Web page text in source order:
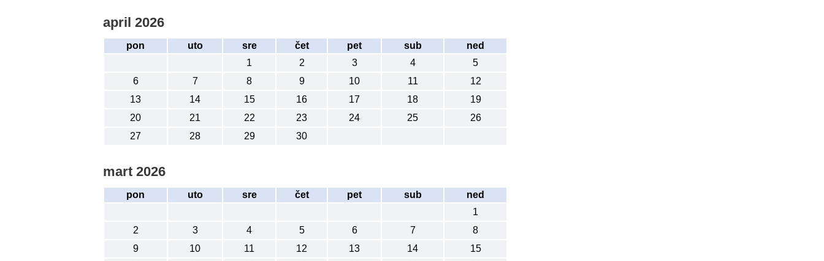
april 2026
pon uto sre čet pet sub
ned
1
2 3 4
5
6
7 8 9 10 11
12
13
14 15 16 17 18
19
20
21 22 23 24 25
26
27
28 29 30
mart 2026
pon uto sre čet pet sub
ned
1
2
3 4 5 6 7
8
9
10 11 12 13 14
15